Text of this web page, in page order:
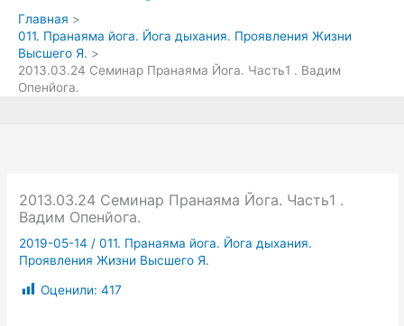
Главная
011. Пранаяма йога. Йога дыхания. Проявления Жизни
Высшего Я.
2013.03.24 Семинар Пранаяма Йога. Часть1 . Вадим
Опенйога.
2013.03.24 Семинар Пранаяма Йога. Часть1 .
Вадим Опенйога.
2019-05-14 /011. Пранаяма йога. Йога дыхания.
Проявления Жизни Высшего Я.
Оценили: 417